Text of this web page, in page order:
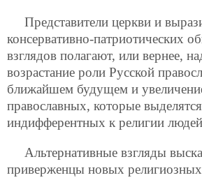
Представители церкви и
консервативно-патриотических
взглядов полагают, или вернее,
возрастание роли Русской
ближайшем будущем и
православных, которые
индифферентных к религии
Альтернативные взгляды
приверженцы новых